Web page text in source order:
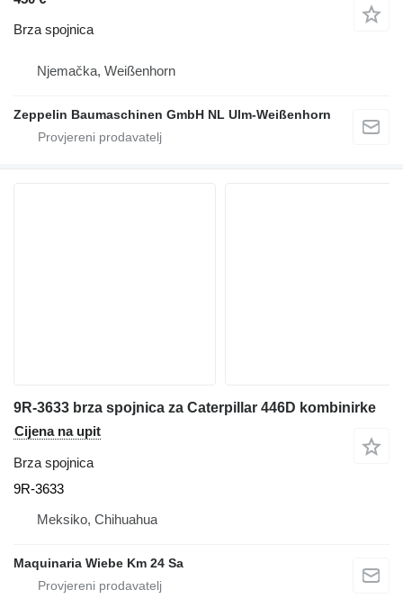
Brza spojnica
Njemačka, Weißenhorn
Zeppelin Baumaschinen GmbH NL Ulm-Weißenhorn
9R-3633 brza spojnica za Caterpillar 446D kombinirke
Cijena na upit
Brza spojnica
9R-3633
Meksiko, Chihuahua
Maquinaria Wiebe Km 24 Sa